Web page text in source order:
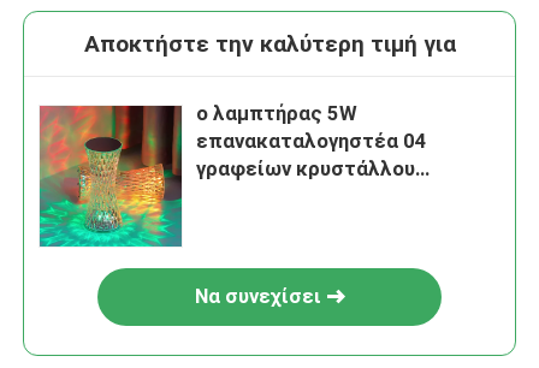
Αποκτήστε την καλύτερη τιμή για
ο λαμπτήρας 5W
επανακαταλογηστέα 04
γραφείων κρυστάλλου
Να συνεχίσει